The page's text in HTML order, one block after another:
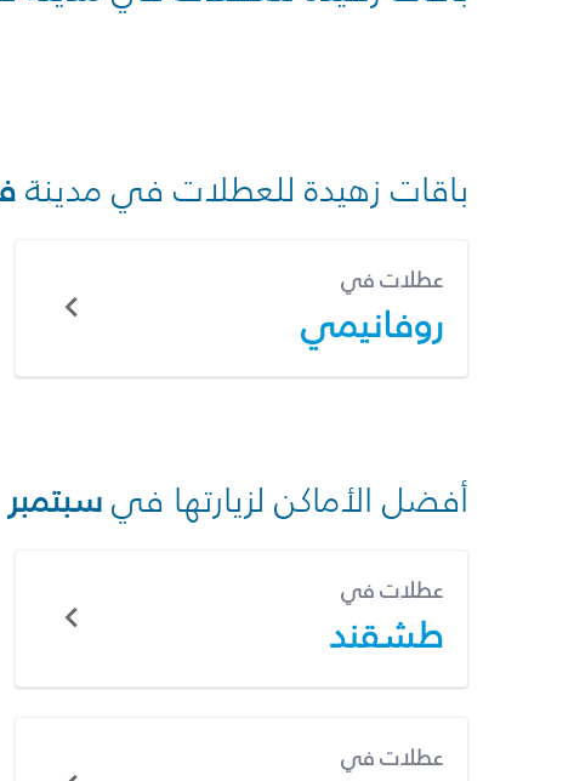
باقات زهيدة للعطلات في مدينة
عطلات في
روفانيمي
أفضل الأماكن لزيارتها فيسبتمبر
عطلات في
طشقند
عطلات في